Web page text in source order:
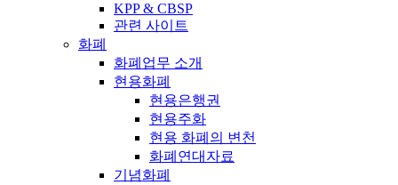
KPP & CBSP
관련 사이트
화폐
화폐업무 소개
현용화폐
현용은행권
현용주화
현용 화폐의 변천
화폐연대자료
기념화폐